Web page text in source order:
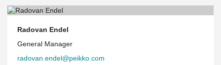
Radovan Endel
General Manager
radovan.endel@peikko.com